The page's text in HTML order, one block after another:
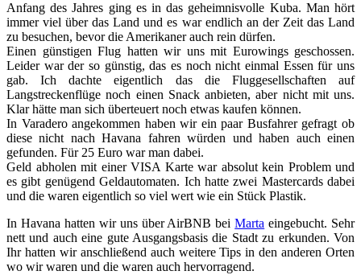
Anfang des Jahres ging es in das geheimnisvolle Kuba. Man hört
immer viel über das Land und es war endlich an der Zeit das Land
zu besuchen, bevor die Amerikaner auch rein dürfen.
Einen günstigen Flug hatten wir uns mit Eurowings geschossen.
Leider war der so günstig, das es noch nicht einmal Essen für uns
gab. Ich dachte eigentlich das die Fluggesellschaften auf
Langstreckenflüge noch einen Snack anbieten, aber nicht mit uns.
Klar hätte man sich überteuert noch etwas kaufen können.
In Varadero angekommen haben wir ein paar Busfahrer gefragt ob
diese nicht nach Havana fahren würden und haben auch einen
gefunden. Für 25 Euro war man dabei.
Geld abholen mit einer VISA Karte war absolut kein Problem und
es gibt genügend Geldautomaten. Ich hatte zwei Mastercards dabei
und die waren eigentlich so viel wert wie ein Stück Plastik.
In Havana hatten wir uns über AirBNB beiMarta eingebucht. Sehr
nett und auch eine gute Ausgangsbasis die Stadt zu erkunden. Von
Ihr hatten wir anschließend auch weitere Tips in den anderen Orten
wo wir waren und die waren auch hervorragend.